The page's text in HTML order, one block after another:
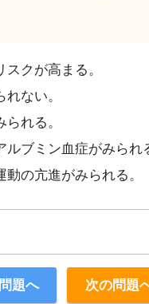
クが高まる。
ない。
れる。
ブミン血症がみられ
の亢進がみられる。
題へ 次の問題